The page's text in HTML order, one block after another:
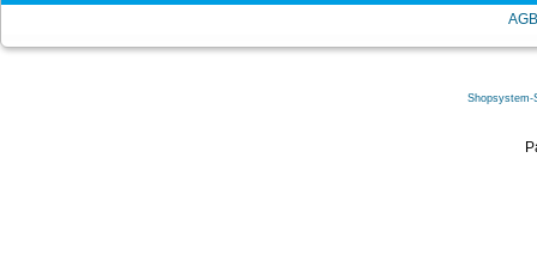
AGB
Shopsystem-